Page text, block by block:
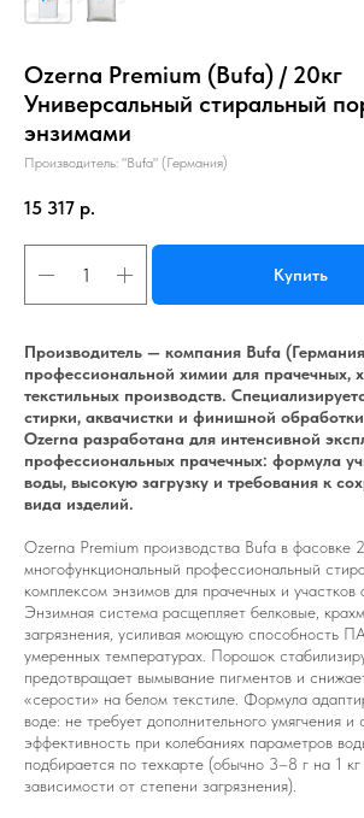
Ozerna Premium (Bufa) / 20кг
Универсальный стиральный
энзимами
Производитель: "Bufa" (Германия)
15 317 р.
Купить
Производитель — компания Bufa
профессиональной химии для прачечных,
текстильных производств.
стирки, аквачистки и финишной
Ozerna разработана для интенсивной
профессиональных прачечных: формула
воды, высокую загрузку и требования к
вида изделий.
Ozerna Premium производства Bufa в фасовке
многофункциональный профессиональный
комплексом энзимов для прачечных и участков
Энзимная система расщепляет белковые,
загрязнения, усиливая моющую способность
умеренных температурах. Порошок
предотвращает вымывание пигментов и
«серости» на белом текстиле. Формула
воде: не требует дополнительного умягчения и
эффективность при колебаниях параметров
подбирается по техкарте (обычно 3–8 г на 1 кг
зависимости от степени загрязнения).